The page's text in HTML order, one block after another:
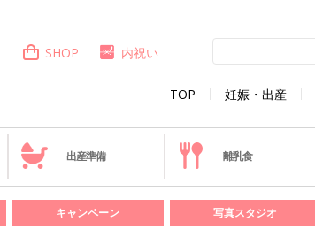
TOP 妊娠・出産
SHOP 内祝い
出産準備 離乳食
キャンペーン 写真スタジオ